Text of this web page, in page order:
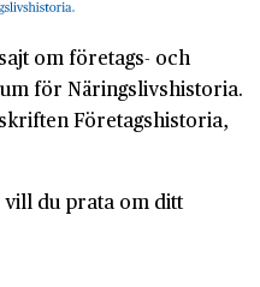
om företags- och
för Näringslivshistoria.
Företagshistoria,
du prata om ditt